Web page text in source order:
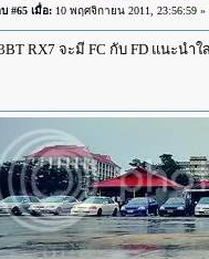
#65 เมื่อ:10 พฤศจิกายน 2011, 23:56:59 »
RX7 จะมี FC กับ FD แนะนำใ